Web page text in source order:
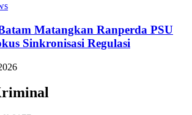
Matangkan Ranperda PSU
Sinkronisasi Regulasi